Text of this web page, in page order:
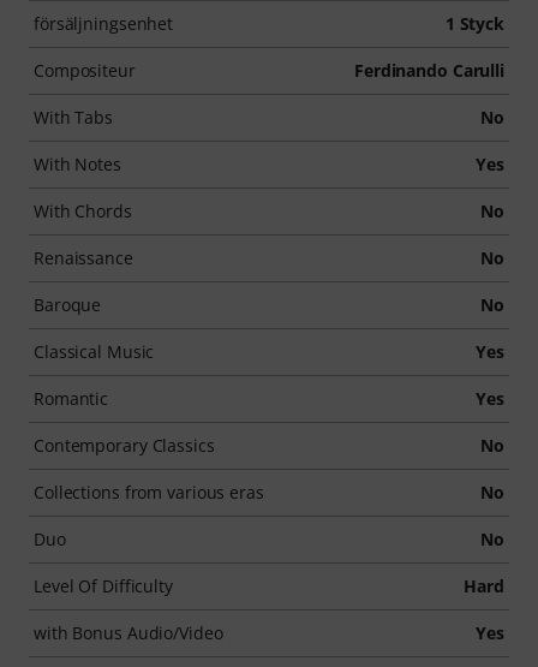
försäljningsenhet 1 Styck
Compositeur Ferdinando Carulli
With Tabs No
With Notes Yes
With Chords No
Renaissance No
Baroque No
Classical Music Yes
Romantic Yes
Contemporary Classics No
Collections from various eras No
Duo No
Level Of Difficulty Hard
with Bonus Audio/Video Yes